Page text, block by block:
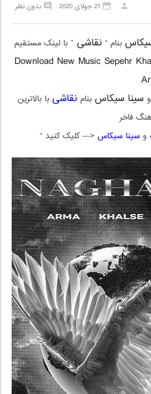
بدون نظر 21 جولای 2020
بنام “ نقاشی ” با لینک مستقیم
Download New Music Sepehr
و سینا سیکاسبنام نقاشیبا بالاترین
فاخر
وسینا سیکاس <— کلیک کنید “